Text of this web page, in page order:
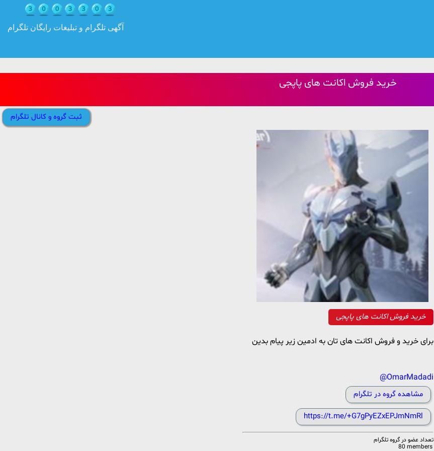
آگهی تلگرام و تبلیغات رایگان تلگرام
خرید فروش اکانت های پاپجی
ثبت گروه و کانال تلگرام
خرید فروش اکانت های پاپجی
برای خرید و فروش اکانت های تان به ادمین زیر پیام بدین
@OmarMadadi
مشاهده گروه در تلگرام
https://t.me/+G7gPyEZxEPJmNmRl
تعداد عضو در گروه تلگرام
80 members